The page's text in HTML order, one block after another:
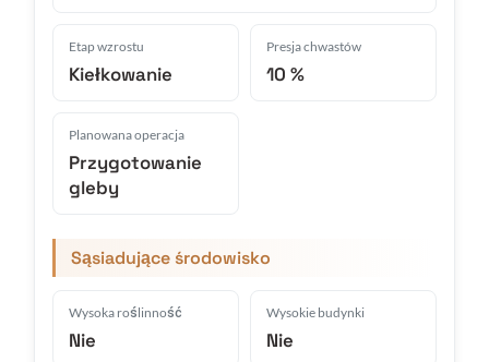
Etap wzrostu
Kiełkowanie
Presja chwastów
10 %
Planowana operacja
Przygotowanie
gleby
Sąsiadujące środowisko
Wysoka roślinność
Nie
Wysokie budynki
Nie